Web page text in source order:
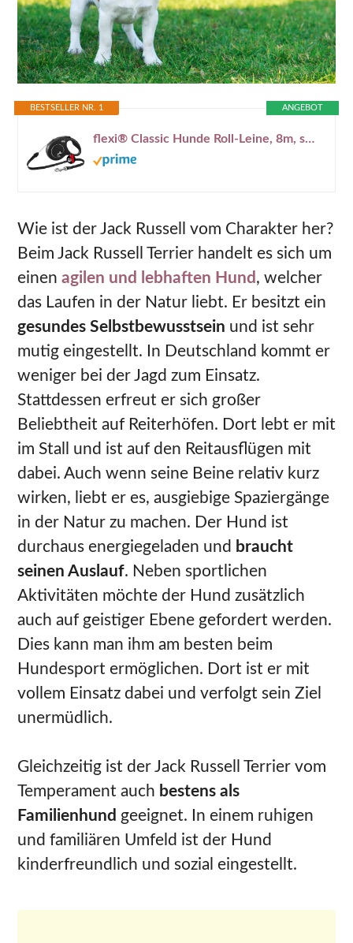
ANGEBOT
BESTSELLER NR. 1
flexi® Classic Hunde Roll-Leine, 8m, schwarz
Wie ist der Jack Russell vom Charakter her?
Beim Jack Russell Terrier handelt es sich um
einen agilen und lebhaften Hund , welcher
das Laufen in der Natur liebt. Er besitzt ein
gesundes Selbstbewusstsein und ist sehr
mutig eingestellt. In Deutschland kommt er
weniger bei der Jagd zum Einsatz.
Stattdessen erfreut er sich großer
Beliebtheit auf Reiterhöfen. Dort lebt er mit
im Stall und ist auf den Reitausflügen mit
dabei. Auch wenn seine Beine relativ kurz
wirken, liebt er es, ausgiebige Spaziergänge
in der Natur zu machen. Der Hund ist
durchaus energiegeladen und braucht
seinen Auslauf. Neben sportlichen
Aktivitäten möchte der Hund zusätzlich
auch auf geistiger Ebene gefordert werden.
Dies kann man ihm am besten beim
Hundesport ermöglichen. Dort ist er mit
vollem Einsatz dabei und verfolgt sein Ziel
unermüdlich.
Gleichzeitig ist der Jack Russell Terrier vom
Temperament auch bestens als
Familienhund geeignet. In einem ruhigen
und familiären Umfeld ist der Hund
kinderfreundlich und sozial eingestellt.